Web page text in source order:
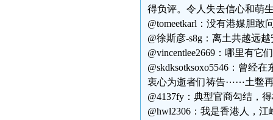
得负评。令人失去信心和萌
@tomeetkarl：没有港媒胆敢
@徐斯彦-s8g：离土共越远越
@vincentlee2669：哪里有
@skdksotksoxo5546：曾经
衷心为逝者们祷告⋯⋯土鳖
@4137fy：典型官商勾结，
@hwl2306：我是香港人，